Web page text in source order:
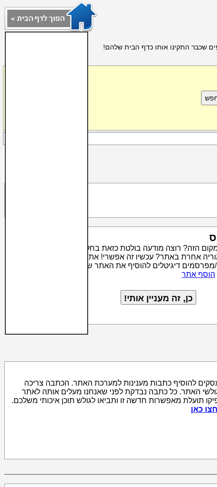
שכבר התקינו אותו כדף הבית שלהם!
הזה? רוצה מודעה בולטת כזאת בחלק העליון של קטגוריה
אחרת באתר? עכשיו זה אפשרי! אתר סרצ'יק מאפשר לבעלי
דיגיטלים להוסיף את האתר שלהם לאינדקס האתרים
הוסף אתר
להוסיף כתבות מענינות למערכת האתר. הכתבה צריכה
האתר. כל כתבה נבדקת לפני שאנחנו מעלים אותה לאתר
תועלת מאפשרות חדשה זו ותביאו לגולש תוכן איכותי משלכם.
כאן